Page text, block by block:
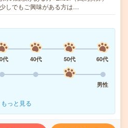
しでもご興味がある方は…
代 40代 50代
60代
男性
もっと見る